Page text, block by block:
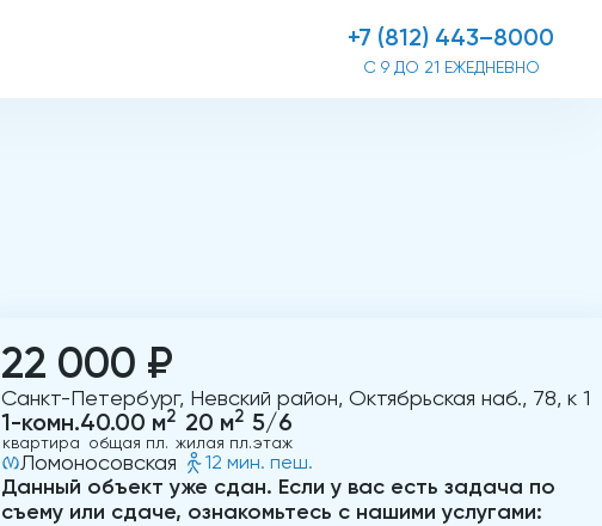
+7 (812) 443–8000
С 9 ДО 21 ЕЖЕДНЕВНО
22 000 ₽
Санкт-Петербург, Невский район, Октябрьская наб., 78, к 1
1-комн.
квартира
40.00 м2
общая пл.
20 м2
жилая пл.
5/6
этаж
Ломоносовская 12 мин. пеш.
Данный объект уже сдан. Если у вас есть задача по
съему или сдаче, ознакомьтесь с нашими услугами: